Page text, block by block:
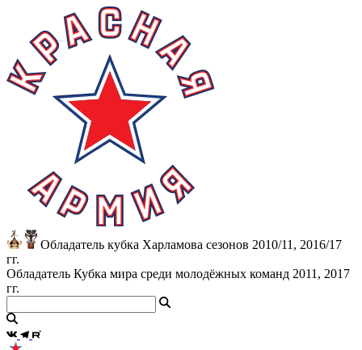
Обладатель кубка Харламова сезонов 2010/11, 2016/17
гг.
Обладатель Кубка мира среди молодёжных команд 2011, 2017
гг.